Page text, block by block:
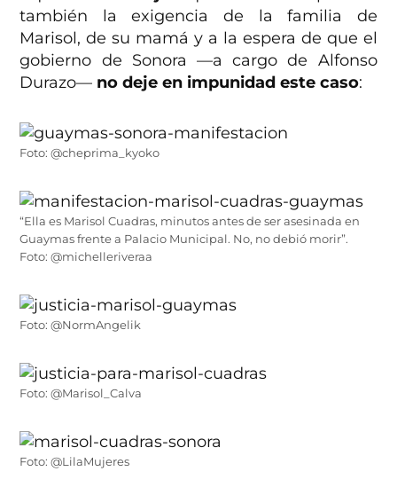
también la exigencia de la familia de
Marisol, de su mamá y a la espera de que el
gobierno de Sonora —a cargo de Alfonso
Durazo— no deje en impunidad este caso:
Foto: @cheprima_kyoko
“Ella es Marisol Cuadras, minutos antes de ser asesinada en
Guaymas frente a Palacio Municipal. No, no debió morir”.
Foto: @michelleriveraa
Foto: @NormAngelik
Foto: @Marisol_Calva
Foto: @LilaMujeres